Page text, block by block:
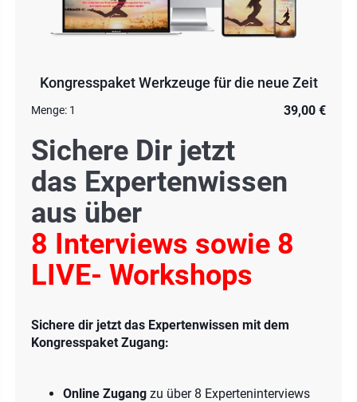
Kongresspaket Werkzeuge für die neue Zeit
Menge: 1 39,00 €
Sichere Dir jetzt
das Expertenwissen
aus über
8 Interviews sowie 8
LIVE- Workshops
Sichere dir jetzt das Expertenwissen mit dem
Kongresspaket Zugang:
Online Zugang zu über 8 Experteninterviews